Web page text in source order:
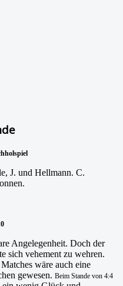
J. und Hellmann. C.
Angelegenheit. Doch der
sich vehement zu wehren.
wäre auch eine
gewesen. Beim Stande von 4:4